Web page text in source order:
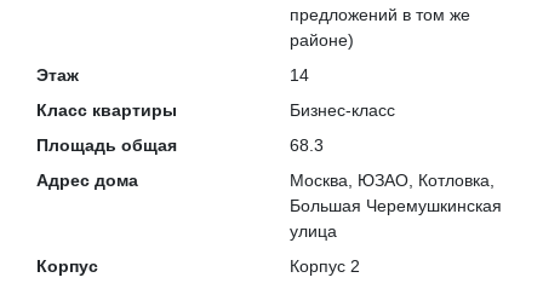
предложений в том же
районе)
Этаж
14
Класс квартиры
Бизнес-класс
Площадь общая
68.3
Адрес дома
Москва, ЮЗАО, Котловка,
Большая Черемушкинская
улица
Корпус
Корпус 2